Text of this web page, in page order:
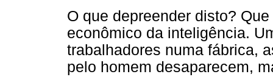
O que depreender disto?
econômico da inteligência.
trabalhadores numa fábrica,
pelo homem desaparecem,